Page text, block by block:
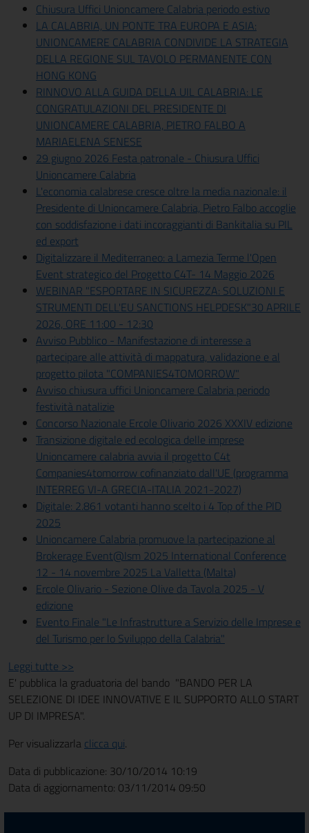
Chiusura Uffici Unioncamere Calabria periodo estivo
LA CALABRIA, UN PONTE TRA EUROPA E ASIA:
UNIONCAMERE CALABRIA CONDIVIDE LA STRATEGIA
DELLA REGIONE SUL TAVOLO PERMANENTE CON
HONG KONG
RINNOVO ALLA GUIDA DELLA UIL CALABRIA: LE
CONGRATULAZIONI DEL PRESIDENTE DI
UNIONCAMERE CALABRIA, PIETRO FALBO A
MARIAELENA SENESE
29 giugno 2026 Festa patronale - Chiusura Uffici
Unioncamere Calabria
L'economia calabrese cresce oltre la media nazionale: il
Presidente di Unioncamere Calabria, Pietro Falbo accoglie
con soddisfazione i dati incoraggianti di Bankitalia su PIL
ed export
Digitalizzare il Mediterraneo: a Lamezia Terme l'Open
Event strategico del Progetto C4T- 14 Maggio 2026
WEBINAR "ESPORTARE IN SICUREZZA: SOLUZIONI E
STRUMENTI DELL'EU SANCTIONS HELPDESK"30 APRILE
2026, ORE 11:00 - 12:30
Avviso Pubblico - Manifestazione di interesse a
partecipare alle attività di mappatura, validazione e al
progetto pilota "COMPANIES4TOMORROW"
Avviso chiusura uffici Unioncamere Calabria periodo
festività natalizie
Concorso Nazionale Ercole Olivario 2026 XXXIV edizione
Transizione digitale ed ecologica delle imprese
Unioncamere calabria avvia il progetto C4t
Companies4tomorrow cofinanziato dall'UE (programma
INTERREG VI-A GRECIA-ITALIA 2021-2027)
Digitale: 2.861 votanti hanno scelto i 4 Top of the PID
2025
Unioncamere Calabria promuove la partecipazione al
Brokerage Event@Ism 2025 International Conference
12 - 14 novembre 2025 La Valletta (Malta)
Ercole Olivario - Sezione Olive da Tavola 2025 - V
edizione
Evento Finale "Le Infrastrutture a Servizio delle Imprese e
del Turismo per lo Sviluppo della Calabria"
Leggi tutte >>
E' pubblica la graduatoria del bando "BANDO PER LA
SELEZIONE DI IDEE INNOVATIVE E IL SUPPORTO ALLO START
UP DI IMPRESA".
Per visualizzarla clicca qui.
Data di pubblicazione: 30/10/2014 10:19
Data di aggiornamento: 03/11/2014 09:50